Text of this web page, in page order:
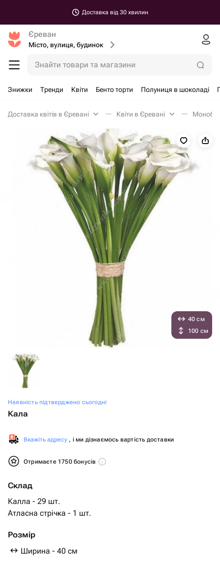
Доставка від 30 хвилин
Єреван
Місто, вулиця, будинок
Знайти товари та магазини
Знижки Тренди Квіти Бенто торти Полуниця в шоколаді
Доставка квітів в Єревані Квіти в Єревані
Наявність підтверджено сьогодні
Кала
Вкажіть адресу , і ми дізнаємось вартість доставки
Отримаєте 1750 бонусів
Склад
Калла - 29 шт.
Атласна стрічка - 1 шт.
Розмір
Ширина - 40 см
40 см
100 см